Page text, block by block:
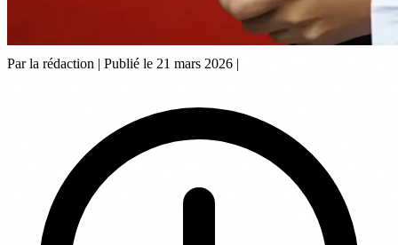
Par la rédaction | Publié le 21 mars 2026 |